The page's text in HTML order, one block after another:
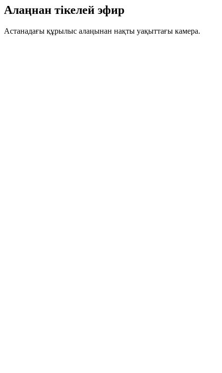
Алаңнан тікелей эфир
Астанадағы құрылыс алаңынан нақты уақыттағы камера.